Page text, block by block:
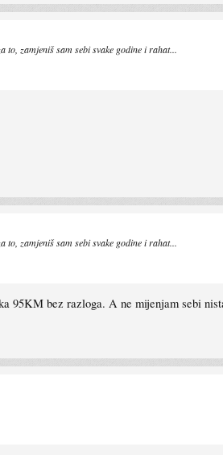
zamjeniš sam sebi svake godine i rahat...
zamjeniš sam sebi svake godine i rahat...
95KM bez razloga. A ne mijenjam sebi